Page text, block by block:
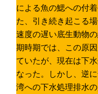
による魚の鰓への付
た、引き続き起こる
速度の遅い底生動物
期時期では、この原
ていたが、現在は下
なった。しかし、逆
湾への下水処理排水